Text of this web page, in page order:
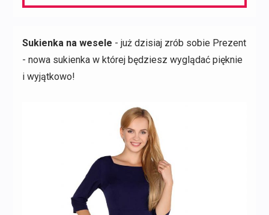
Sukienka na wesele - już dzisiaj zrób sobie Prezent
- nowa sukienka w której będziesz wyglądać pięknie
i wyjątkowo!